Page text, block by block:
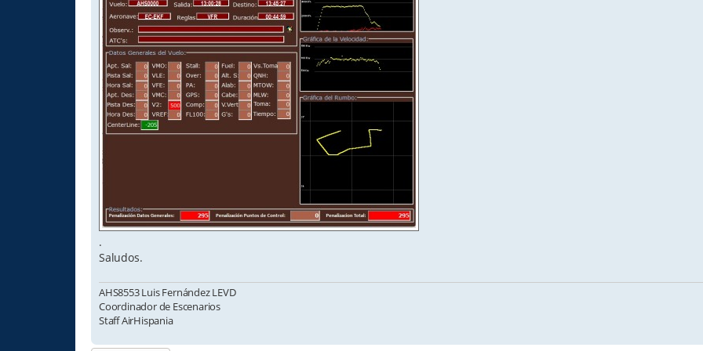
.
Saludos.
AHS8553 Luis Fernández LEVD
Coordinador de Escenarios
Staff AirHispania